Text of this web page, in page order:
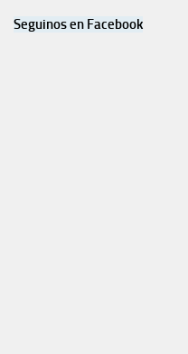
Seguinos en Facebook